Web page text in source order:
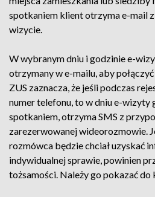
spotkaniem klient otrzyma e-mail
wizycie.
W wybranym dniu i godzinie e-
otrzymany w e-mailu, aby
ZUS zaznacza, że jeśli podczas
numer telefonu, to w dniu e-wizyty
spotkaniem, otrzyma SMS z
zarezerwowanej wideorozmowie.
rozmówca będzie chciał uzyskać
indywidualnej sprawie, powinien
tożsamości. Należy go pokazać